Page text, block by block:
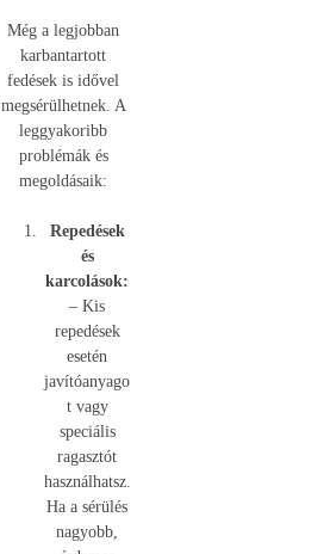
Még a legjobban
karbantartott
fedések is idővel
megsérülhetnek. A
leggyakoribb
problémák és
megoldásaik:
Repedések
és
karcolások:
– Kis
repedések
esetén
javítóanyago
t vagy
speciális
ragasztót
használhatsz.
Ha a sérülés
nagyobb,